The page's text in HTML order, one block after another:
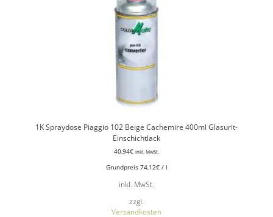
1K Spraydose Piaggio 102 Beige Cachemire 400ml Glasurit-
Einschichtlack
40,94€ inkl. MwSt.
Grundpreis 74,12€/ l
inkl. MwSt.
zzgl.
Versandkosten